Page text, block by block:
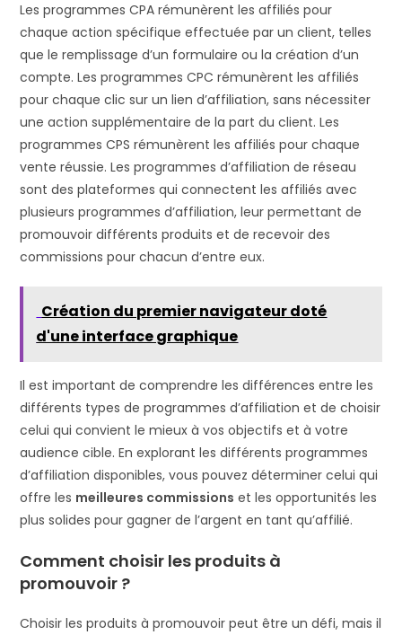
Les programmes CPA rémunèrent les affiliés pour
chaque action spécifique effectuée par un client, telles
que le remplissage d’un formulaire ou la création d’un
compte. Les programmes CPC rémunèrent les affiliés
pour chaque clic sur un lien d’affiliation, sans nécessiter
une action supplémentaire de la part du client. Les
programmes CPS rémunèrent les affiliés pour chaque
vente réussie. Les programmes d’affiliation de réseau
sont des plateformes qui connectent les affiliés avec
plusieurs programmes d’affiliation, leur permettant de
promouvoir différents produits et de recevoir des
commissions pour chacun d’entre eux.
Création du premier navigateur doté
d'une interface graphique
Il est important de comprendre les différences entre les
différents types de programmes d’affiliation et de choisir
celui qui convient le mieux à vos objectifs et à votre
audience cible. En explorant les différents programmes
d’affiliation disponibles, vous pouvez déterminer celui qui
offre les meilleures commissions et les opportunités les
plus solides pour gagner de l’argent en tant qu’affilié.
Comment choisir les produits à
promouvoir ?
Choisir les produits à promouvoir peut être un défi, mais il